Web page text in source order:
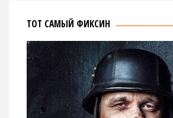
ТОТ САМЫЙ ФИКСИН